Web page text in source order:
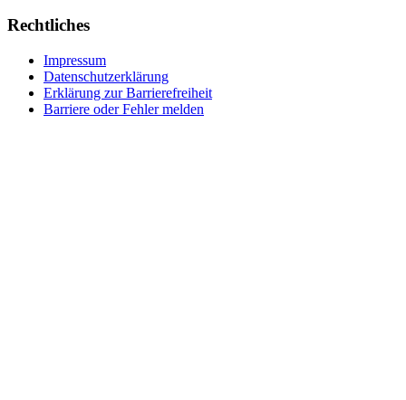
Rechtliches
Impressum
Datenschutzerklärung
Erklärung zur Barrierefreiheit
Barriere oder Fehler melden